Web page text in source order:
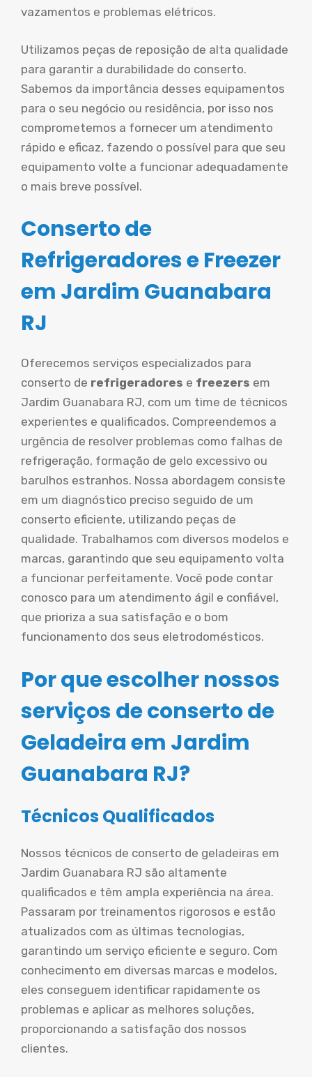
vazamentos e problemas elétricos.
Utilizamos peças de reposição de alta qualidade
para garantir a durabilidade do conserto.
Sabemos da importância desses equipamentos
para o seu negócio ou residência, por isso nos
comprometemos a fornecer um atendimento
rápido e eficaz, fazendo o possível para que seu
equipamento volte a funcionar adequadamente
o mais breve possível.
Conserto de
Refrigeradores e Freezer
em Jardim Guanabara
RJ
Oferecemos serviços especializados para
conserto de refrigeradores e freezers em
Jardim Guanabara RJ, com um time de técnicos
experientes e qualificados. Compreendemos a
urgência de resolver problemas como falhas de
refrigeração, formação de gelo excessivo ou
barulhos estranhos. Nossa abordagem consiste
em um diagnóstico preciso seguido de um
conserto eficiente, utilizando peças de
qualidade. Trabalhamos com diversos modelos e
marcas, garantindo que seu equipamento volta
a funcionar perfeitamente. Você pode contar
conosco para um atendimento ágil e confiável,
que prioriza a sua satisfação e o bom
funcionamento dos seus eletrodomésticos.
Por que escolher nossos
serviços de conserto de
Geladeira em Jardim
Guanabara RJ?
Técnicos Qualificados
Nossos técnicos de conserto de geladeiras em
Jardim Guanabara RJ são altamente
qualificados e têm ampla experiência na área.
Passaram por treinamentos rigorosos e estão
atualizados com as últimas tecnologias,
garantindo um serviço eficiente e seguro. Com
conhecimento em diversas marcas e modelos,
eles conseguem identificar rapidamente os
problemas e aplicar as melhores soluções,
proporcionando a satisfação dos nossos
clientes.